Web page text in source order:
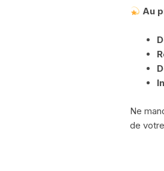
Au
Ne
de